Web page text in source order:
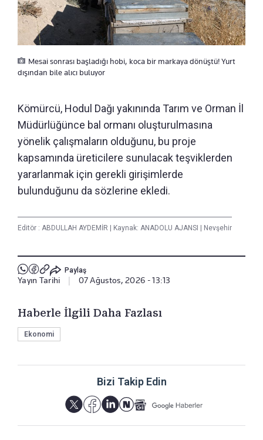
Mesai sonrası başladığı hobi, koca bir markaya dönüştü! Yurt
dışından bile alıcı buluyor
Kömürcü, Hodul Dağı yakınında Tarım ve Orman İl
Müdürlüğünce bal ormanı oluşturulmasına
yönelik çalışmaların olduğunu, bu proje
kapsamında üreticilere sunulacak teşviklerden
yararlanmak için gerekli girişimlerde
bulunduğunu da sözlerine ekledi.
Editör : ABDULLAH AYDEMİR Kaynak: ANADOLU AJANSI Nevşehir
Paylaş
Yayın Tarihi 07 Ağustos, 2026 - 13:13
Haberle İlgili Daha Fazlası
Ekonomi
Bizi Takip Edin